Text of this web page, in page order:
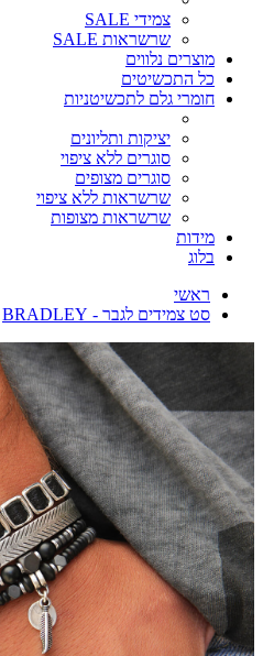
צמידי SALE
שרשראות SALE
מוצרים נלווים
כל התכשיטים
חומרי גלם לתכשיטניות
יציקות ותליונים
סוגרים ללא ציפוי
סוגרים מצופים
שרשראות ללא ציפוי
שרשראות מצופות
מידות
בלוג
ראשי
סט צמידים לגבר - BRADLEY